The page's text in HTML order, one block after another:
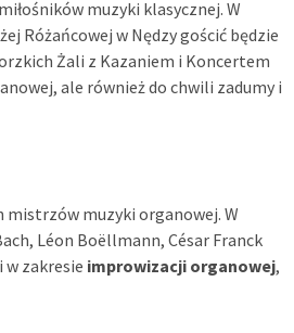
muzyki klasycznej. W
Różańcowej w Nędzy gościć będzie
Żali z Kazaniem i Koncertem
ale również do chwili zadumy i
mistrzów muzyki organowej. W
Léon Boëllmann, César Franck
w zakresie improwizacji organowej,